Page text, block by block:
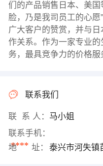
们的产品销售日本、美
脸，乃是我司员工的心
广大客户的赞赏，并与
作关系。作为一家专业
务，最具竞争力的价格服
联系我们
联 系 人： 马小姐
联系手机：
****
地 址： 泰兴市河失镇